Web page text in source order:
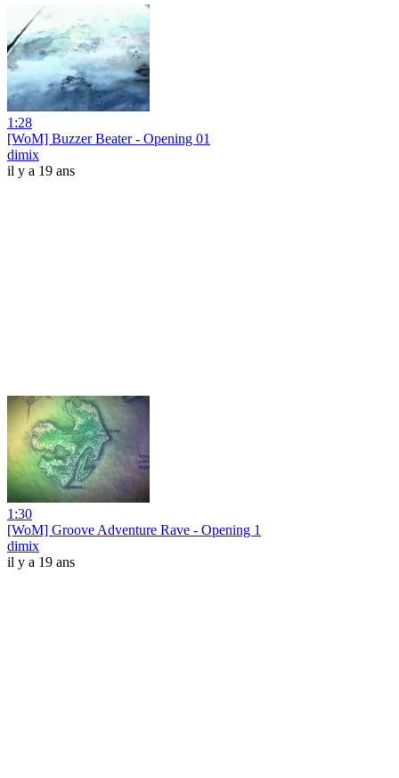
1:28
[WoM] Buzzer Beater - Opening 01
dimix
il y a 19 ans
1:30
[WoM] Groove Adventure Rave - Opening 1
dimix
il y a 19 ans